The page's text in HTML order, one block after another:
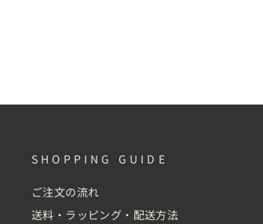
SHOPPING GUIDE
ご注文の流れ
送料・ラッピング・配送方法